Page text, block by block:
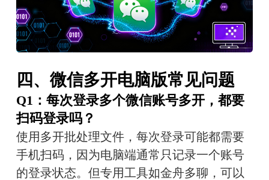
四、微信多开电脑版常见问题
Q1：每次登录多个微信账号多开，都要
扫码登录吗？
使用多开批处理文件，每次登录可能都需要
手机扫码，因为电脑端通常只记录一个账号
的登录状态。但专用工具如金舟多聊，可以